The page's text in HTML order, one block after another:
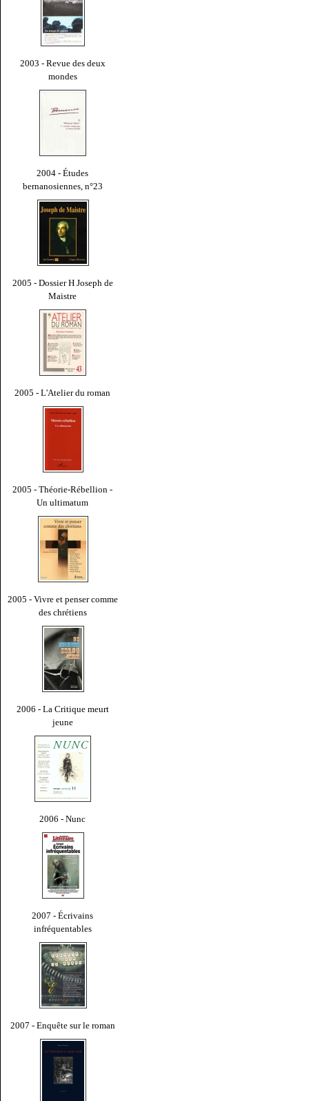
2003 - Revue des deux
mondes
2004 - Études
bernanosiennes, n°23
2005 - Dossier H Joseph de
Maistre
2005 - L'Atelier du roman
2005 - Théorie-Rébellion -
Un ultimatum
2005 - Vivre et penser comme
des chrétiens
2006 - La Critique meurt
jeune
2006 - Nunc
2007 - Écrivains
infréquentables
2007 - Enquête sur le roman